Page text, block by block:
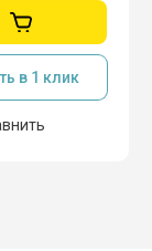
в 1 клик